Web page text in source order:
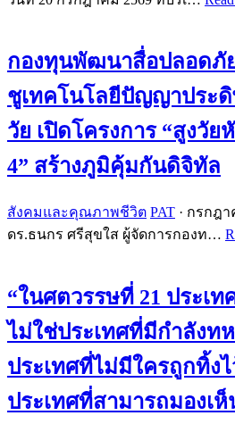
กองทุนพัฒนาสื่อปลอดภั
ชูเทคโนโลยีปัญญาประ
วัย เปิดโครงการ “สูงวัย
4” สร้างภูมิคุ้มกันดิจิทัล
สังคมและคุณภาพชีวิต PAT · กรกฎา
ดร.ธนกร ศรีสุขใส ผู้จัดการกองท…
“ในศตวรรษที่ 21 ประเ
ไม่ใช่ประเทศที่มีกำลังท
ประเทศที่ไม่มีใครถูกทิ้ง
ประเทศที่สามารถมองเห็